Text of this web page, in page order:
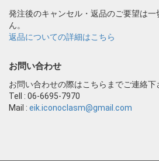
発注後のキャンセル・返品のご要望は
ん。
返品についての詳細はこちら
お問い合わせ
お問い合わせの際はこちらまでご連絡下
Tell : 06-6695-7970
Mail : eik.iconoclasm@gmail.com